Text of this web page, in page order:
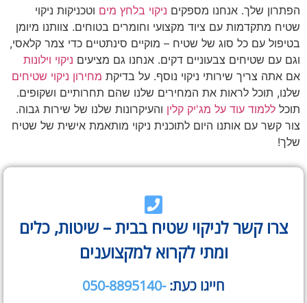
הפתרון שלך. אנחנו מספקים ניקוי בלחץ מיםוטכניקות ניקוי
שטיח מתקדמות עם ציוד מקצועי וחומרים בטוחים. צוותנו מיומן
בטיפול עם כל סוג של שטיח – מוקיים סינתטיים כדי צמר קלאסי,
וגם עם שטיחים צבעוניים דקים. אנחנו גם מציעים ניקוי וילונות
אם אתה צריך שירותי ניקוי נוסף. על בדיקת מחירון ניקוי שטיחים
שלנו, תוכל לראות את המחירים שלנו שהם תחרותיים ושקופים.
תוכל ללמוד עוד על מג'יק קליןוהעיקרונות שלנו של שירות גבוה.
צור קשר עם אותנו היום לתוכנית ניקוי מותאמת אישית של שטיח
שלך!
צרו קשר לניקוי שטיח בבית – שיטות, כלים
ומתי לקרוא למקצוענים
חייגו כעת:-050-8895140